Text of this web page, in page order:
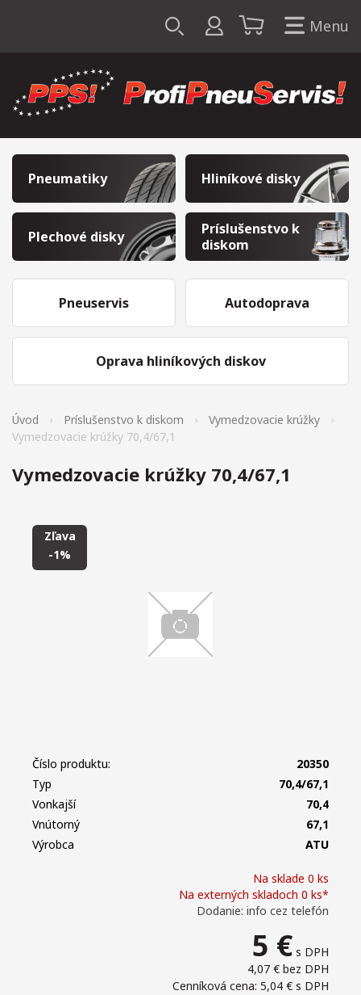
Menu
Pneumatiky Hliníkové disky
Plechové disky
Príslušenstvo k
diskom
Pneuservis
Oprava hliníkových diskov
Autodoprava
Úvod Príslušenstvo k diskom
Vymedzovacie krúžky
Vymedzovacie krúžky 70,4/67,1
Vymedzovacie krúžky 70,4/67,1
Zľava
-1%
Na sklade 0 ks
Na externých skladoch 0 ks*
Dodanie: info cez telefón
5 € s DPH
4,07 € bez DPH
Cenníková cena: 5,04 € s DPH
Číslo produktu:
20350
Typ
70,4/67,1
Vonkajší
70,4
Vnútorný
67,1
Výrobca
ATU